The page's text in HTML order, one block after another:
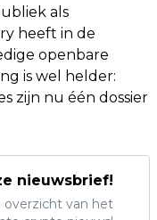
als
heeft in de
openbare
is wel helder:
zijn nu één dossier
nieuwsbrief!
overzicht van het